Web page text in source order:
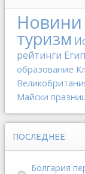
Новини
туризм
рейтинги
образование
Майски
ПОСЛЕДНЕЕ
Болгария